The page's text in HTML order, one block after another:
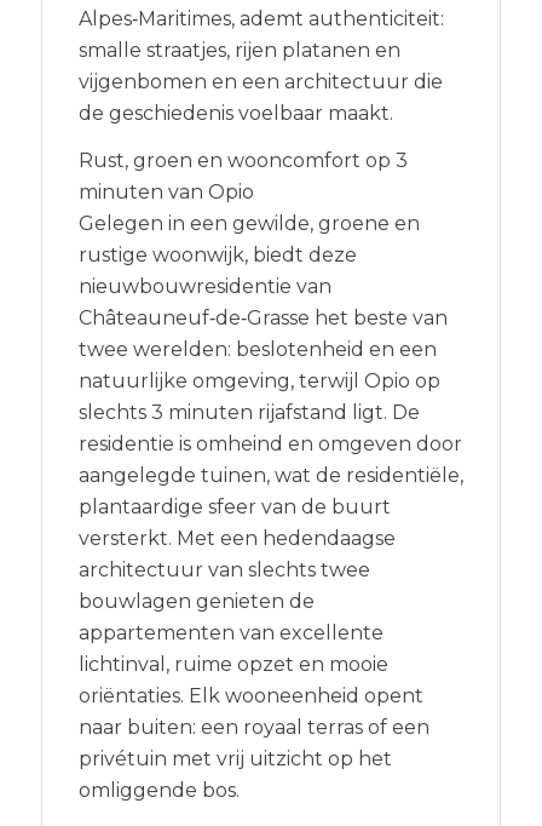
Alpes‑Maritimes, ademt authenticiteit:
smalle straatjes, rijen platanen en
vijgenbomen en een architectuur die
de geschiedenis voelbaar maakt.
Rust, groen en wooncomfort op 3
minuten van Opio
Gelegen in een gewilde, groene en
rustige woonwijk, biedt deze
nieuwbouwresidentie van
Châteauneuf‑de‑Grasse het beste van
twee werelden: beslotenheid en een
natuurlijke omgeving, terwijl Opio op
slechts 3 minuten rijafstand ligt. De
residentie is omheind en omgeven door
aangelegde tuinen, wat de residentiële,
plantaardige sfeer van de buurt
versterkt. Met een hedendaagse
architectuur van slechts twee
bouwlagen genieten de
appartementen van excellente
lichtinval, ruime opzet en mooie
oriëntaties. Elk wooneenheid opent
naar buiten: een royaal terras of een
privétuin met vrij uitzicht op het
omliggende bos.